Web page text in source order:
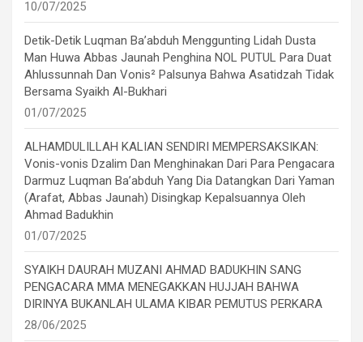
10/07/2025
Detik-Detik Luqman Ba’abduh Menggunting Lidah Dusta
Man Huwa Abbas Jaunah Penghina NOL PUTUL Para Duat
Ahlussunnah Dan Vonis² Palsunya Bahwa Asatidzah Tidak
Bersama Syaikh Al-Bukhari
01/07/2025
ALHAMDULILLAH KALIAN SENDIRI MEMPERSAKSIKAN:
Vonis-vonis Dzalim Dan Menghinakan Dari Para Pengacara
Darmuz Luqman Ba’abduh Yang Dia Datangkan Dari Yaman
(Arafat, Abbas Jaunah) Disingkap Kepalsuannya Oleh
Ahmad Badukhin
01/07/2025
SYAIKH DAURAH MUZANI AHMAD BADUKHIN SANG
PENGACARA MMA MENEGAKKAN HUJJAH BAHWA
DIRINYA BUKANLAH ULAMA KIBAR PEMUTUS PERKARA
28/06/2025